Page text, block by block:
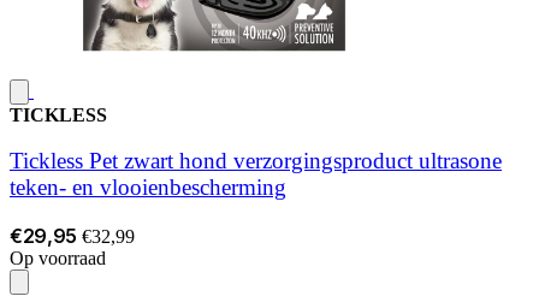
TICKLESS
Tickless Pet zwart hond verzorgingsproduct ultrasone
teken- en vlooienbescherming
€29,95 €32,99
Op voorraad